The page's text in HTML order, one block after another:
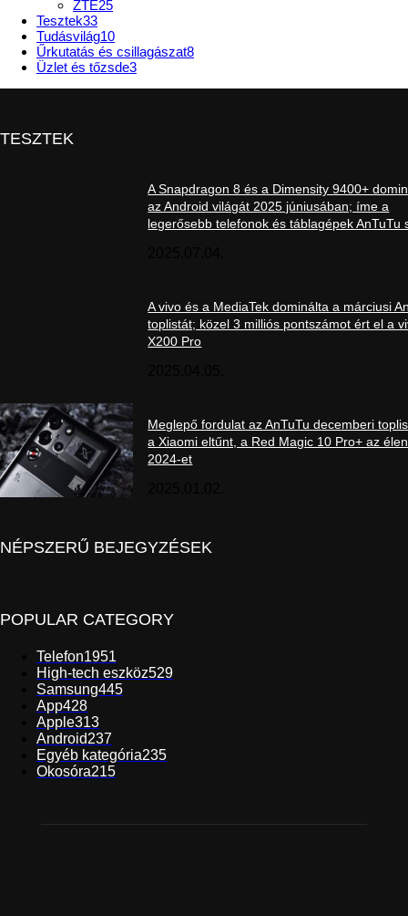
ZTE25
Tesztek33
Tudásvilág10
Űrkutatás és csillagászat8
Üzlet és tőzsde3
TESZTEK
A Snapdragon 8 és a Dimensity 9400+
az Android világát 2025 júniusában; íme a
legerősebb telefonok és táblagépek AnTuTu
A vivo és a MediaTek dominálta a márciusi
toplistát; közel 3 milliós pontszámot ért el a
X200 Pro
Meglepő fordulat az AnTuTu decemberi
a Xiaomi eltűnt, a Red Magic 10 Pro+ az
2024-et
NÉPSZERŰ BEJEGYZÉSEK
POPULAR CATEGORY
Telefon1951
High-tech eszköz529
Samsung445
App428
Apple313
Android237
Egyéb kategória235
Okosóra215